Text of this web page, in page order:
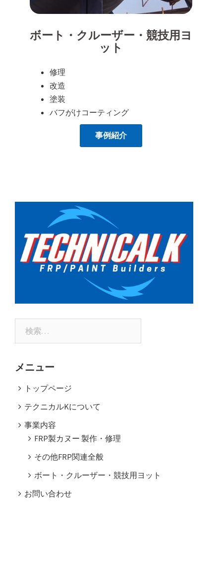
ボート・クルーザー・競技用ヨ
ット
修理
改造
塗装
バフがけコーティング
事例紹介
メニュー
トップページ
テクニカルKについて
事業内容
FRP製カヌー 製作・修理
その他FRP関連全般
ボート・クルーザー・競技用ヨット
お問い合わせ